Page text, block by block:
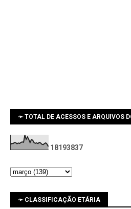
➛ TOTAL DE ACESSOS E ARQUIVOS
18193837
➛ CLASSIFICAÇÃO ETÁRIA